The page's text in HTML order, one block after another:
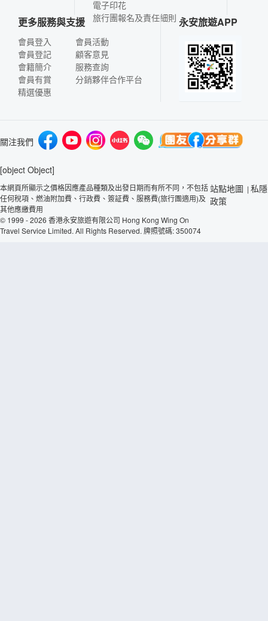
電子印花
旅行團報名及責任細則
更多服務與支援
會員登入
會員登記
會籍簡介
會員有賞
精選優惠
會員活動
顧客意見
服務查詢
分銷夥伴合作平台
永安旅遊APP
關注我們
[object Object]
本網頁所顯示之價格因應產品種類及出發日期而有所不同，不包括
任何稅項、燃油附加費、行政費、簽証費、服務費(旅行團適用)及
其他應繳費用
© 1999 - 2026 香港永安旅遊有限公司 Hong Kong Wing On
Travel Service Limited. All Rights Reserved. 牌照號碼: 350074
站點地圖 | 私隱
政策